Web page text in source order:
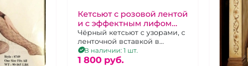
Кетсьют с розовой лентой
и с эффектным лифом
"LegAvenue"
Чёрный кетсьют с узорами, с
ленточной вставкой в
районе груди и бантиком
спереди, с доступом.
В наличии: 1 шт.
1 800 pуб.